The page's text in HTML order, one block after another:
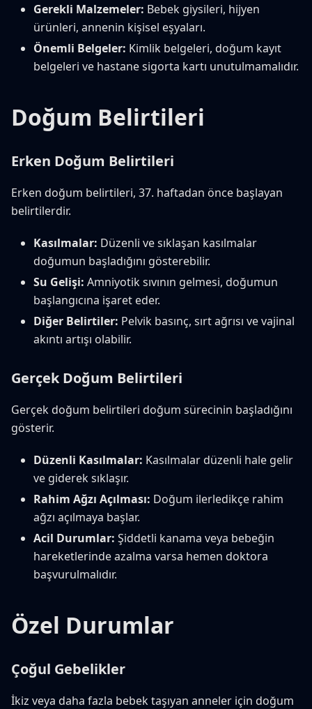
Gerekli Malzemeler: Bebek giysileri, hijyen
ürünleri, annenin kişisel eşyaları.
Önemli Belgeler: Kimlik belgeleri, doğum kayıt
belgeleri ve hastane sigorta kartı unutulmamalıdır.
Doğum Belirtileri
Erken Doğum Belirtileri
Erken doğum belirtileri, 37. haftadan önce başlayan
belirtilerdir.
Kasılmalar: Düzenli ve sıklaşan kasılmalar
doğumun başladığını gösterebilir.
Su Gelişi: Amniyotik sıvının gelmesi, doğumun
başlangıcına işaret eder.
Diğer Belirtiler: Pelvik basınç, sırt ağrısı ve vajinal
akıntı artışı olabilir.
Gerçek Doğum Belirtileri
Gerçek doğum belirtileri doğum sürecinin başladığını
gösterir.
Düzenli Kasılmalar: Kasılmalar düzenli hale gelir
ve giderek sıklaşır.
Rahim Ağzı Açılması: Doğum ilerledikçe rahim
ağzı açılmaya başlar.
Acil Durumlar: Şiddetli kanama veya bebeğin
hareketlerinde azalma varsa hemen doktora
başvurulmalıdır.
Özel Durumlar
Çoğul Gebelikler
İkiz veya daha fazla bebek taşıyan anneler için doğum